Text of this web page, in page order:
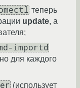
теперь
update, а
importd
для каждого
(использует